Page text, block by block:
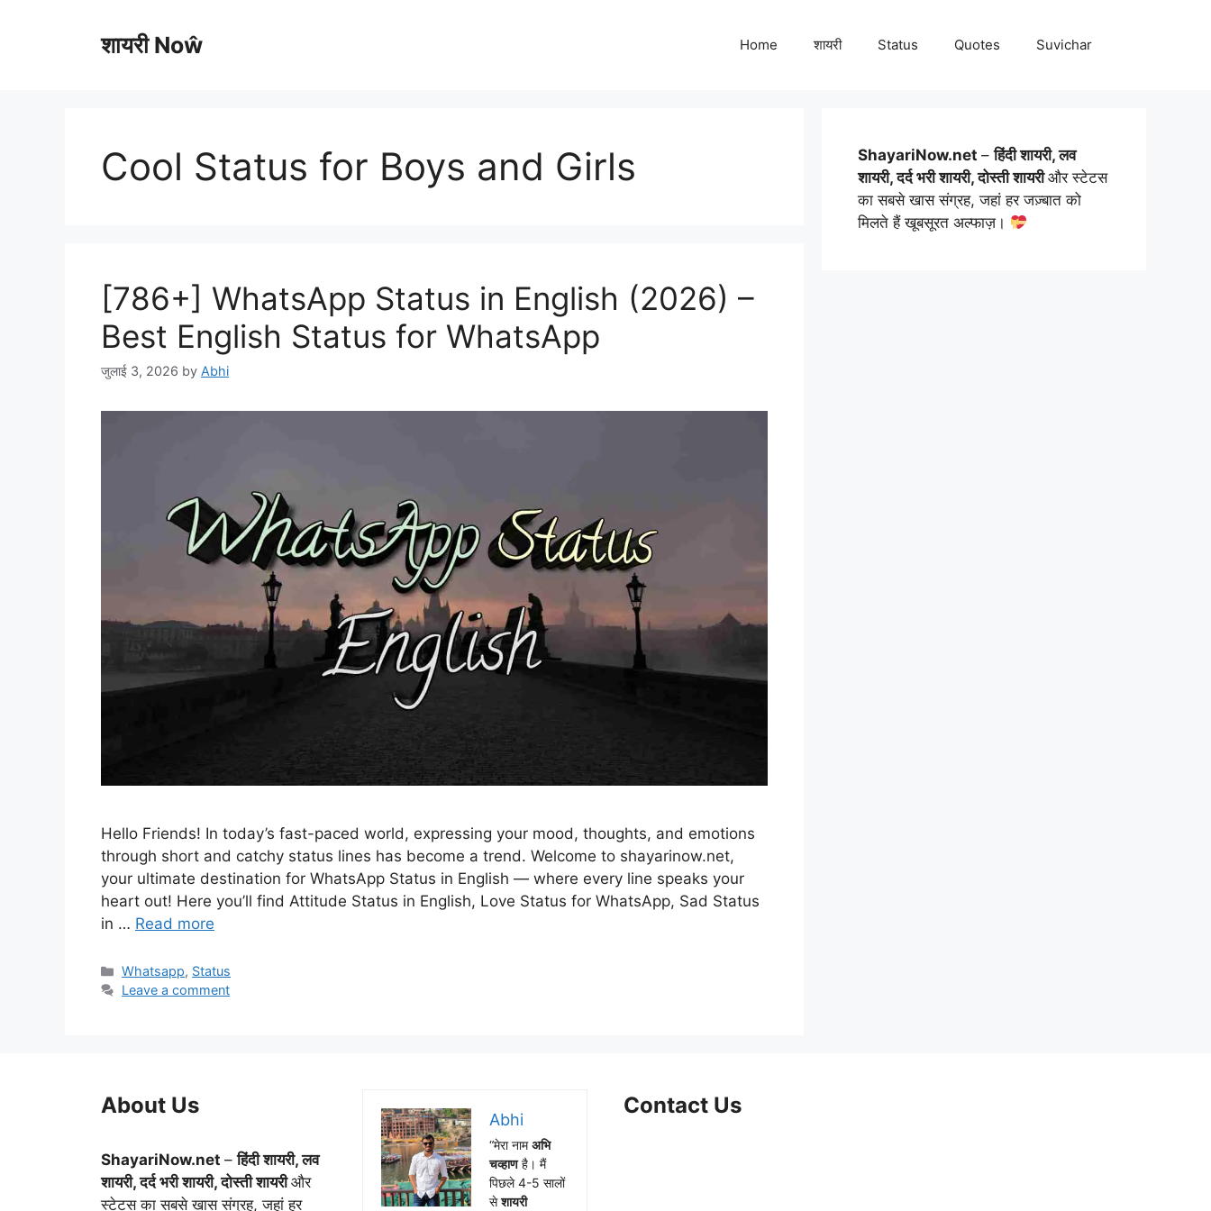
शायरी Noŵ Home शायरी Status Quotes Suvichar
Cool Status for Boys and Girls
[786+] WhatsApp Status in English (2026) –
Best English Status for WhatsApp
जुलाई 3, 2026 by Abhi
Hello Friends! In today’s fast-paced world, expressing your mood, thoughts, and emotions
through short and catchy status lines has become a trend. Welcome to shayarinow.net,
your ultimate destination for WhatsApp Status in English — where every line speaks your
heart out! Here you’ll find Attitude Status in English, Love Status for WhatsApp, Sad Status
in … Read more
Categories
Whatsapp, Status
Leave a comment
ShayariNow.net –हिंदी शायरी, लव
शायरी, दर्द भरी शायरी, दोस्ती शायरीऔर स्टेटस
का सबसे खास संग्रह, जहां हर जज़्बात को
मिलते हैं खूबसूरत अल्फाज़।
About Us
ShayariNow.net –हिंदी शायरी, लव
शायरी, दर्द भरी शायरी, दोस्ती शायरीऔर
स्टेटस का सबसे खास संग्रह, जहां हर
Abhi
“मेरा नामअभि
चव्हाणहै। मैं
पिछले 4-5 सालों
सेशायरी
Contact Us